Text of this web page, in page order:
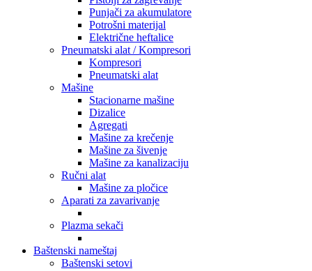
Punjači za akumulatore
Potrošni materijal
Električne heftalice
Pneumatski alat / Kompresori
Kompresori
Pneumatski alat
Mašine
Stacionarne mašine
Dizalice
Agregati
Mašine za krečenje
Mašine za šivenje
Mašine za kanalizaciju
Ručni alat
Mašine za pločice
Aparati za zavarivanje
Plazma sekači
Baštenski nameštaj
Baštenski setovi